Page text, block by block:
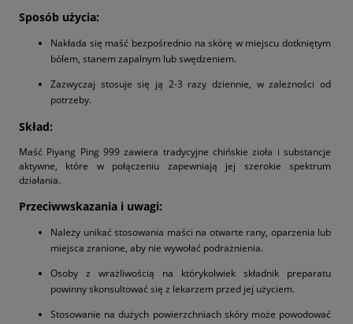
Sposób użycia:
Nakłada się maść bezpośrednio na skórę w miejscu dotkniętym
bólem, stanem zapalnym lub swędzeniem.
Zazwyczaj stosuje się ją 2-3 razy dziennie, w zależności od
potrzeby.
Skład:
Maść Piyang Ping 999 zawiera tradycyjne chińskie zioła i substancje
aktywne, które w połączeniu zapewniają jej szerokie spektrum
działania.
Przeciwwskazania i uwagi:
Należy unikać stosowania maści na otwarte rany, oparzenia lub
miejsca zranione, aby nie wywołać podrażnienia.
Osoby z wrażliwością na którykolwiek składnik preparatu
powinny skonsultować się z lekarzem przed jej użyciem.
Stosowanie na dużych powierzchniach skóry może powodować